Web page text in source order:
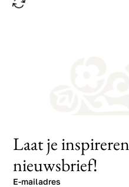
Laat je
nieuwsbrief!
E-mailadres